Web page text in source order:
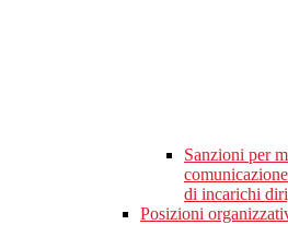
Sanzioni per
di incarichi
Posizioni